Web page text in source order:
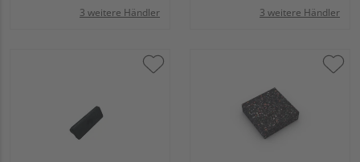
3 weitere Händler 3 weitere Händler